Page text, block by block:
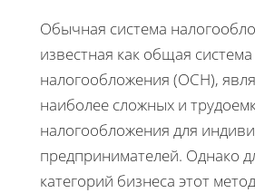
Обычная система
известная как общая система
налогообложения (ОСН),
наиболее сложных и
налогообложения для
предпринимателей. Однако
категорий бизнеса этот метод